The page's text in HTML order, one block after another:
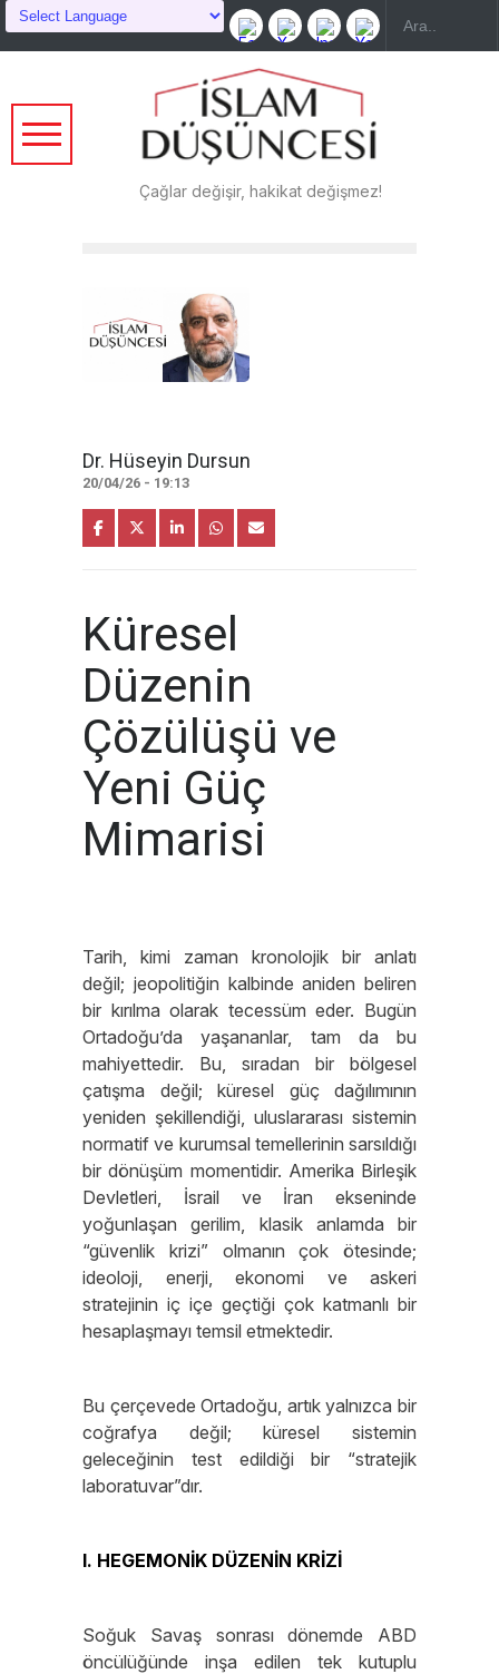
Çağlar değişir, hakikat değişmez!
Dr. Hüseyin Dursun
20/04/26 - 19:13
Küresel
Düzenin
Çözülüşü ve
Yeni Güç
Mimarisi
Tarih, kimi zaman kronolojik bir anlatı
değil; jeopolitiğin kalbinde aniden beliren
bir kırılma olarak tecessüm eder. Bugün
Ortadoğu’da yaşananlar, tam da bu
mahiyettedir. Bu, sıradan bir bölgesel
çatışma değil; küresel güç dağılımının
yeniden şekillendiği, uluslararası sistemin
normatif ve kurumsal temellerinin sarsıldığı
bir dönüşüm momentidir. Amerika Birleşik
Devletleri, İsrail ve İran ekseninde
yoğunlaşan gerilim, klasik anlamda bir
“güvenlik krizi” olmanın çok ötesinde;
ideoloji, enerji, ekonomi ve askeri
stratejinin iç içe geçtiği çok katmanlı bir
hesaplaşmayı temsil etmektedir.
Bu çerçevede Ortadoğu, artık yalnızca bir
coğrafya değil; küresel sistemin
geleceğinin test edildiği bir “stratejik
laboratuvar”dır.
I. HEGEMONİK DÜZENİN KRİZİ
Soğuk Savaş sonrası dönemde ABD
öncülüğünde inşa edilen tek kutuplu